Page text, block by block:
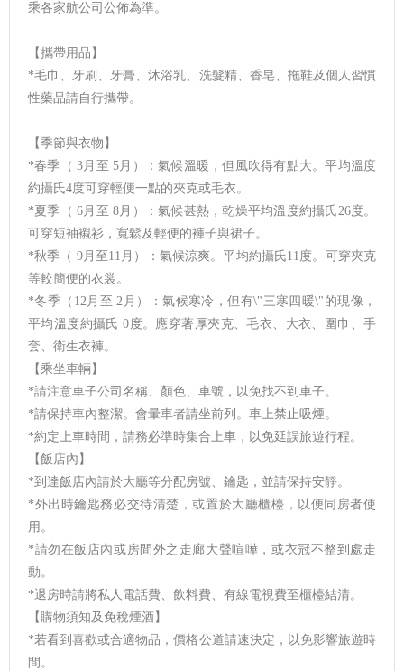
乘各家航公司公佈為準。
【攜帶用品】
*毛巾、牙刷、牙膏、沐浴乳、洗髮精、香皂、拖鞋及個人習慣
性藥品請自行攜帶。
【季節與衣物】
*春季（ 3月至 5月）：氣候溫暖，但風吹得有點大。平均溫度
約攝氏4度可穿輕便一點的夾克或毛衣。
*夏季（ 6月至 8月）：氣候甚熱，乾燥平均溫度約攝氏26度。
可穿短袖襯衫，寬鬆及輕便的褲子與裙子。
*秋季（ 9月至11月）：氣候涼爽。平均約攝氏11度。可穿夾克
等較簡便的衣裳。
*冬季（12月至 2月）：氣候寒冷，但有\"三寒四暖\"的現像，
平均溫度約攝氏 0度。應穿著厚夾克、毛衣、大衣、圍巾、手
套、衛生衣褲。
【乘坐車輛】
*請注意車子公司名稱、顏色、車號，以免找不到車子。
*請保持車內整潔。會暈車者請坐前列。車上禁止吸煙。
*約定上車時間，請務必準時集合上車，以免延誤旅遊行程。
【飯店內】
*到達飯店內請於大廳等分配房號、鑰匙，並請保持安靜。
*外出時鑰匙務必交待清楚，或置於大廳櫃檯，以便同房者使
用。
*請勿在飯店內或房間外之走廊大聲喧嘩，或衣冠不整到處走
動。
*退房時請將私人電話費、飲料費、有線電視費至櫃檯結清。
【購物須知及免稅煙酒】
*若看到喜歡或合適物品，價格公道請速決定，以免影響旅遊時
間。